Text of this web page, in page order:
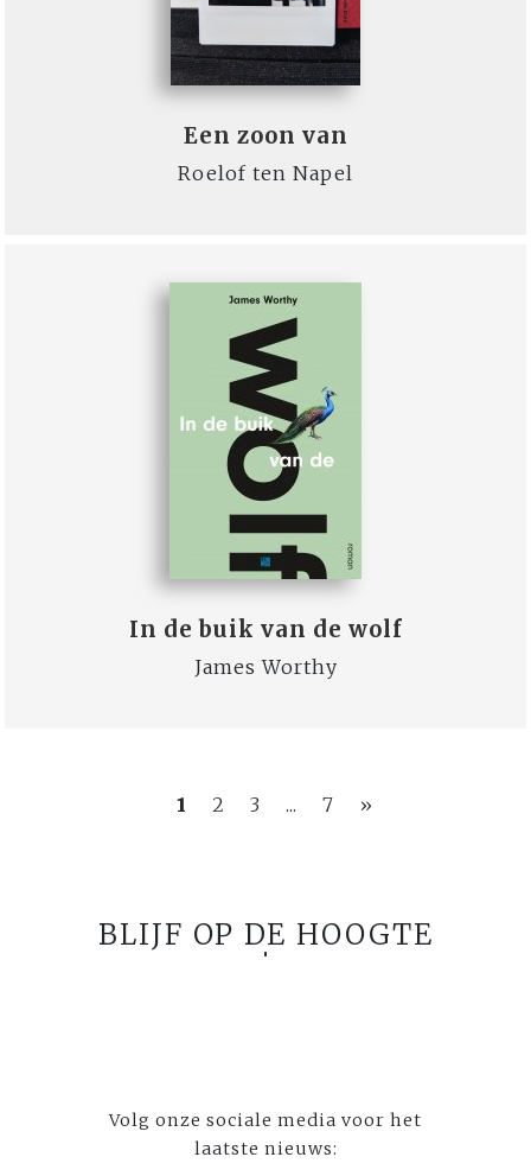
Een zoon van
Roelof ten Napel
In de buik van de wolf
James Worthy
1 2 3 ... 7 »
BLIJF OP DE HOOGTE
Volg onze sociale media voor het
laatste nieuws: